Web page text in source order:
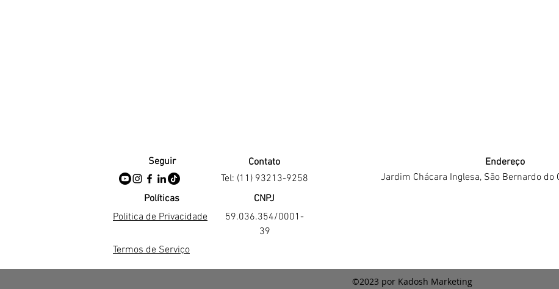
Seguir
Políticas
Politica de Privacidade
Contato
Tel: (11) 93213-9258
CNPJ
59.036.354/0001-
39
Endereço
Jardim Chácara Inglesa, São Bernardo do
Termos de Serviço
©2023 por Kadosh Marketing